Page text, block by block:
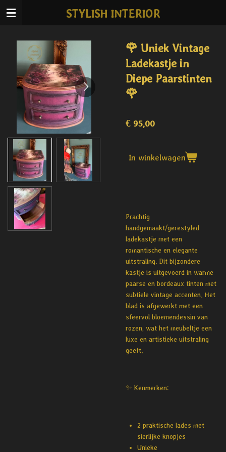
Ga
hoofdinhoud
STYLISH INTERIOR
🌹 Uniek Vintage
Ladekastje in
Diepe Paarstinten
🌹
€ 95,00
In winkelwagen
Prachtig
handgemaakt/gerestyled
ladekastje met een
romantische en elegante
uitstraling. Dit bijzondere
kastje is uitgevoerd in warme
paarse en bordeaux tinten met
subtiele vintage accenten. Het
blad is afgewerkt met een
sfeervol bloemendessin van
rozen, wat het meubeltje een
luxe en artistieke uitstraling
geeft.
✨ Kenmerken:
2 praktische lades met
sierlijke knopjes
Unieke